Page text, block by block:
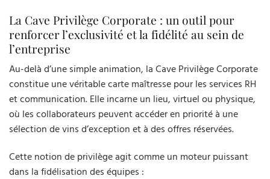
La Cave Privilège Corporate : un outil pour
renforcer l’exclusivité et la fidélité au sein de
l’entreprise
Au-delà d’une simple animation, la Cave Privilège Corporate
constitue une véritable carte maîtresse pour les services RH
et communication. Elle incarne un lieu, virtuel ou physique,
où les collaborateurs peuvent accéder en priorité à une
sélection de vins d’exception et à des offres réservées.
Cette notion de privilège agit comme un moteur puissant
dans la fidélisation des équipes :